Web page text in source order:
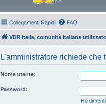
Collegamenti Rapidi FAQ
VDR Italia, comunità italiana
L’amministratore richiede
Nome utente:
Password:
Ho